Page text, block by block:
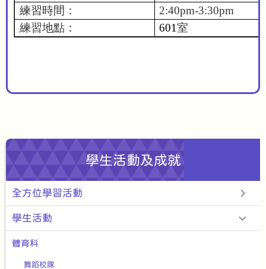
練習時間：
2:40pm-3:30pm
練習地點：
601室
學生活動及成就
全方位學習活動
學生活動
體育科
舞蹈校隊